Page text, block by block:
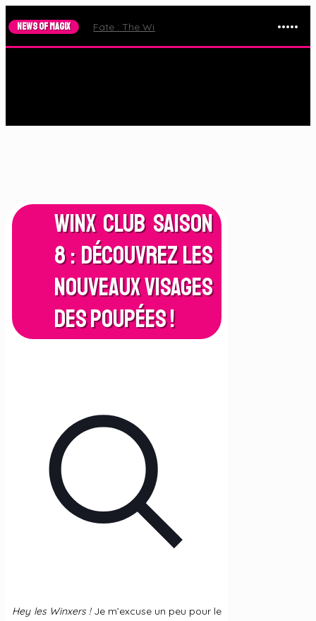
NEWS OF MAGIX Fate : The Winx Saga – Le Trailer de la Saison
Winx Club Saison
8 : Découvrez les
nouveaux visages
des poupées !
Hey les Winxers !Je m’excuse un peu pour le